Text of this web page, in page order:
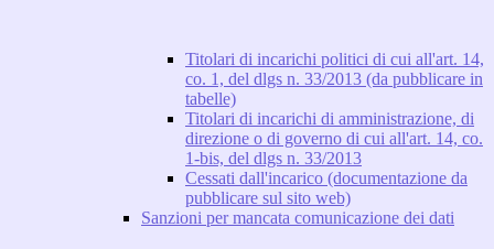
Titolari di incarichi politici di cui all'art. 14,
co. 1, del dlgs n. 33/2013 (da pubblicare in
tabelle)
Titolari di incarichi di amministrazione, di
direzione o di governo di cui all'art. 14, co.
1-bis, del dlgs n. 33/2013
Cessati dall'incarico (documentazione da
pubblicare sul sito web)
Sanzioni per mancata comunicazione dei dati